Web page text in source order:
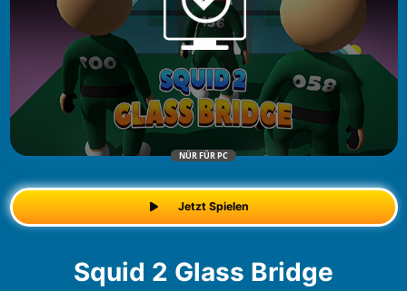
NÜR FÜR PC
Jetzt Spielen
Squid 2 Glass Bridge